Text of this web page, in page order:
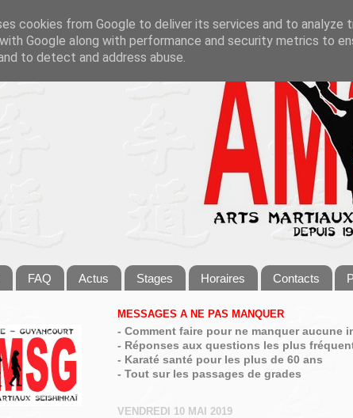
FAQ Actus Stages Horaires Contacts
MESSAGES A NE PAS MANQUER
- Comment faire pour ne manquer aucune
- Réponses aux questions les plus
- Karaté santé pour les plus de 60 ans
- Tout sur les passages de grades
VENDREDI 10 MAI 2019
cookies from Google to deliver its services and to analyze
Google along with performance and security metrics to
to detect and address abuse.